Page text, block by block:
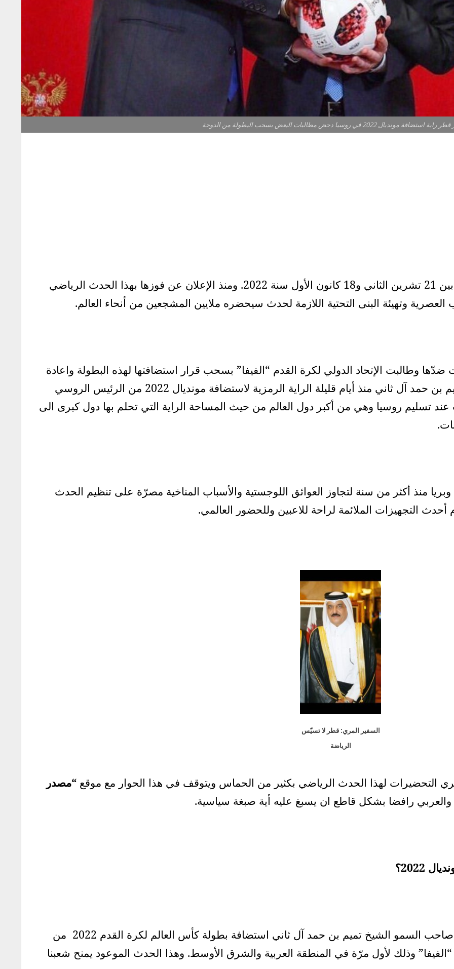
مونديال 2022 في روسيا دحض مطالبات البعض بسحب البطولة من الدوحة
تستضيف دولة قطر البطولة الـ22 لكرة القدم بين 21 تشرين الثاني و18 كانون الأول سنة 2022. ومنذ الإعلان عن فوزها بهذا الحدث الرياضي
وطالبت الإتحاد الدولي لكرة القدم “الفيفا” بسحب قرار استضافتها لهذه البطولة واعادة
التصويت عليه، لكنّ تسلّم أمير قطر الشيخ تميم بن حمد آل ثاني منذ أيام قليلة الراية الرمزية لاستضافة مونديال 2022 من الرئيس الروسي
عند تسليم روسيا وهي من أكبر دول العالم من حيث المساحة الراية التي تحلم بها دول كبرى الى
من 4 دول عربية جويا وبريا منذ أكثر من سنة لتجاوز العوائق اللوجستية والأسباب المناخية مصرّة على تنظيم الحدث
التجهيزات الملائمة لراحة للاعبين وللحضور العالمي.
السفير المري: قطر لا تسيّس
الرياضة
التحضيرات لهذا الحدث الرياضي بكثير من الحماس ويتوقف في هذا الحوار مع موقع “مصدر
والعربي رافضا بشكل قاطع ان يسبغ عليه أية صبغة سياسية.
-سبق وشاهدنا في ختام مونديال روسيا تسلّم صاحب السمو الشيخ تميم بن حمد آل ثاني استضافة بطولة كأس العالم لكرة القدم 2022 من
وذلك لأول مرّة في المنطقة العربية والشرق الأوسط. وهذا الحدث الموعود يمنح شعبنا